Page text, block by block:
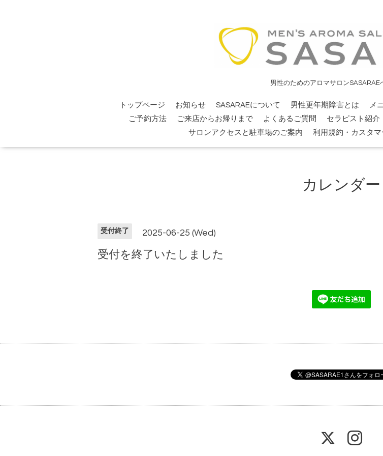
男性のためのアロマサロンSASARAE
トップページ お知らせ SASARAEについて 男性更年期障害とは メ
ご予約方法
ご来店からお帰りまで よくあるご質問 セラピスト紹介
サロンアクセスと駐車場のご案内
利用規約・カスタ
カレンダー
受付終了 2025-06-25 (Wed)
受付を終了いたしました